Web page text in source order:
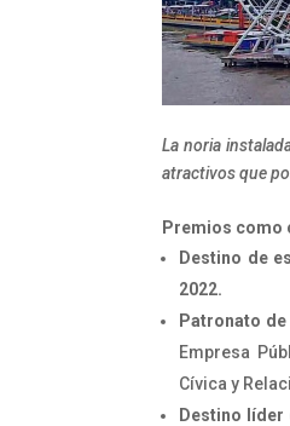
La noria
atractivos que
Premios como
Destino de
2022.
Patronato
Empresa
Cívica y
Destino líder